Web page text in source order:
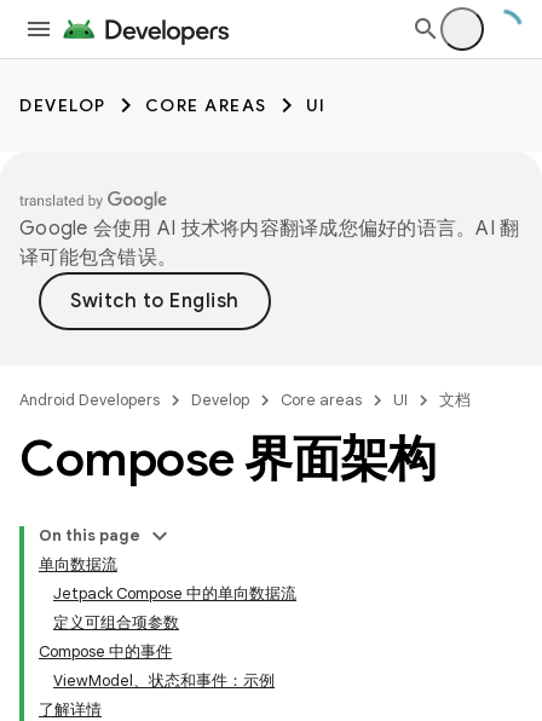
DEVELOP CORE AREAS UI
Google 会使用 AI 技术将内容翻译成您偏好的语言。AI 翻
译可能包含错误。
Android Developers Develop Core areas UI 文档
Compose 界面架构
On this page
单向数据流
Jetpack Compose 中的单向数据流
定义可组合项参数
Compose 中的事件
ViewModel、状态和事件：示例
了解详情